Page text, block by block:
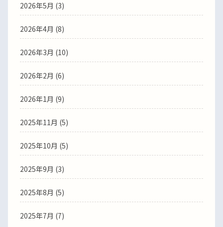
2026年5月 (3)
2026年4月 (8)
2026年3月 (10)
2026年2月 (6)
2026年1月 (9)
2025年11月 (5)
2025年10月 (5)
2025年9月 (3)
2025年8月 (5)
2025年7月 (7)